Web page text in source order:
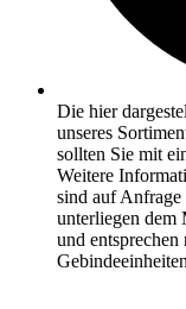
Die hier
unseres
sollten Sie mit
Weitere
sind auf
unterliegen dem
und